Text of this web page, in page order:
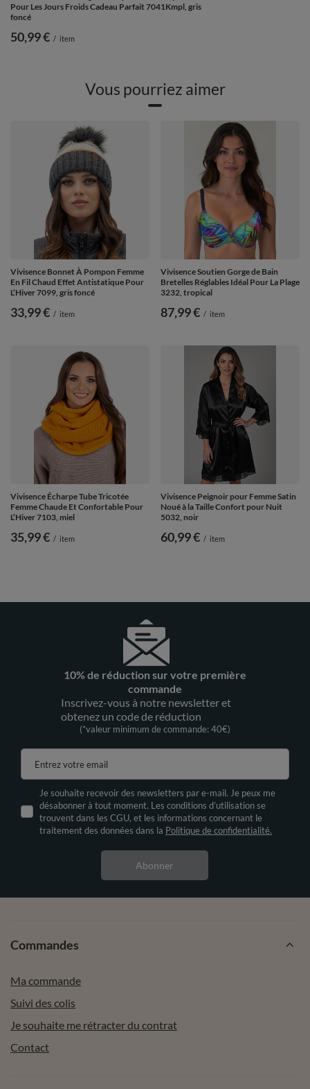
Pour Les Jours Froids Cadeau Parfait 7041Kmpl, gris
foncé
50,99 € / item
Vous pourriez aimer
Vivisence Bonnet À Pompon Femme
En Fil Chaud Effet Antistatique Pour
L’Hiver 7099, gris foncé
33,99 € / item
Vivisence Soutien Gorge de Bain
Bretelles Réglables Idéal Pour La Plage
3232, tropical
87,99 € / item
Vivisence Écharpe Tube Tricotée
Femme Chaude Et Confortable Pour
L’Hiver 7103, miel
35,99 € / item
Vivisence Peignoir pour Femme Satin
Noué à la Taille Confort pour Nuit
5032, noir
60,99 € / item
10% de réduction sur votre première
commande
Inscrivez-vous à notre newsletter et
obtenez un code de réduction
(*valeur minimum de commande: 40€)
Entrez votre email
Je souhaite recevoir des newsletters par e-mail. Je peux me
désabonner à tout moment. Les conditions d’utilisation se
trouvent dans les CGU, et les informations concernant le
traitement des données dans la Politique de confidentialité.
Abonner
Commandes
Ma commande
Suivi des colis
Je souhaite me rétracter du contrat
Contact